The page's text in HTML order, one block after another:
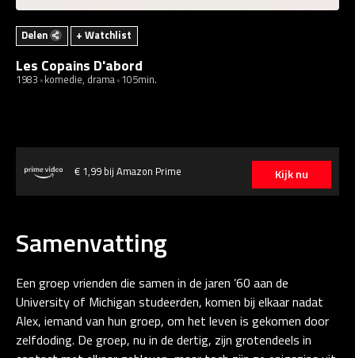
Delen + Watchlist
Les Copains D'abord
1983 komedie, drama 105min.
Kijk nu
€ 1,99 bij Amazon Prime
Samenvatting
Een groep vrienden die samen in de jaren ’60 aan de
University of Michigan studeerden, komen bij elkaar nadat
Alex, iemand van hun groep, om het leven is gekomen door
zelfdoding. De groep, nu in de dertig, zijn grotendeels in